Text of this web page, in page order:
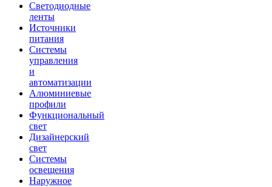
Светодиодные
ленты
Источники
питания
Системы
управления
и
автоматизации
Алюминиевые
профили
Функциональный
свет
Дизайнерский
свет
Системы
освещения
Наружное